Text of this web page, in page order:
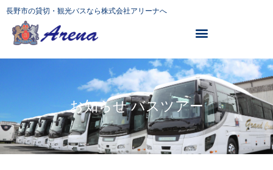
長野市の貸切・観光バスなら株式会社アリーナへ
お知らせ バスツアー